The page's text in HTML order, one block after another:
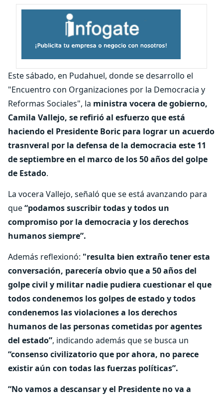
Este sábado, en Pudahuel, donde se desarrollo el
"Encuentro con Organizaciones por la Democracia y
Reformas Sociales", la ministra vocera de gobierno,
Camila Vallejo, se refirió al esfuerzo que está
haciendo el Presidente Boric para lograr un acuerdo
trasnveral por la defensa de la democracia este 11
de septiembre en el marco de los 50 años del golpe
de Estado.
La vocera Vallejo, señaló que se está avanzando para
que“podamos suscribir todas y todos un
compromiso por la democracia y los derechos
humanos siempre”.
Además reflexionó: "resulta bien extraño tener esta
conversación, parecería obvio que a 50 años del
golpe civil y militar nadie pudiera cuestionar el que
todos condenemos los golpes de estado y todos
condenemos las violaciones a los derechos
humanos de las personas cometidas por agentes
del estado”, indicando además que se busca un
“consenso civilizatorio que por ahora, no parece
existir aún con todas las fuerzas políticas”.
“No vamos a descansar y el Presidente no va a